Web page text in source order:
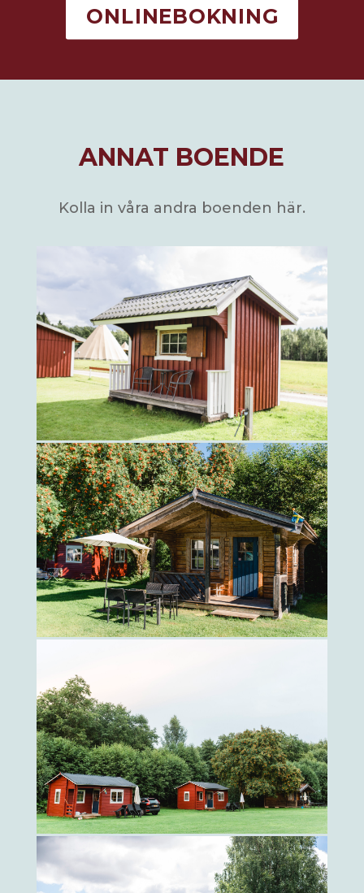
ONLINEBOKNING
ANNAT BOENDE
Kolla in våra andra boenden här.
KIOSK STUGA 1X
Fullt möblerad
för 2 personer
klicka här
STUGA 1X
Fullt möblerad
för 4 personer
klicka här
Fullt möblerad
för 4-5 personer
klicka här
SEMESTERHUS 3X